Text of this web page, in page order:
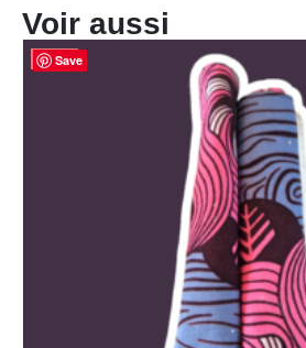
Voir aussi
Save
-25%Save
Save
Save